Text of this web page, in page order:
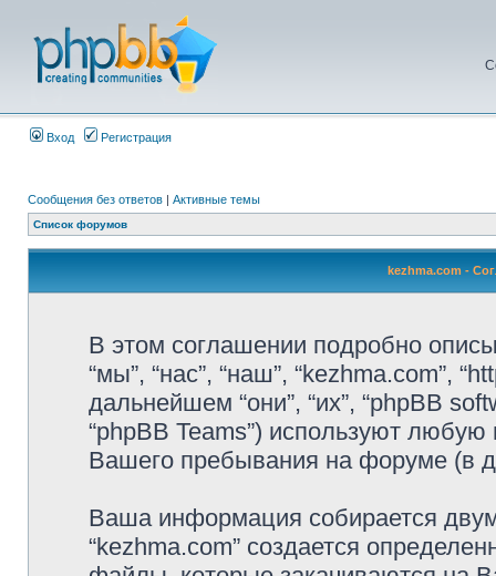
Вход Регистрация
Сообщения без ответов | Активные темы
Список форумов
kezhma.com -
В этом соглашении подробно
“мы”, “нас”, “наш”, “kezhma.com”,
дальнейшем “они”, “их”, “phpBB
“phpBB Teams”) используют
Вашего пребывания на форуме (в
Ваша информация собирается
“kezhma.com” создается